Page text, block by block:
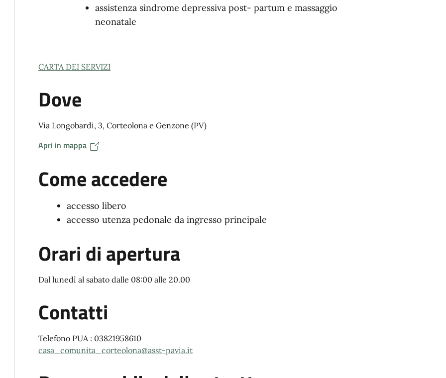
assistenza sindrome depressiva post- partum e massaggio
neonatale
CARTA DEI SERVIZI
Dove
Via Longobardi, 3, Corteolona e Genzone (PV)
Apri in mappa
Come accedere
accesso libero
accesso utenza pedonale da ingresso principale
Orari di apertura
Dal lunedì al sabato dalle 08:00 alle 20.00
Contatti
Telefono PUA : 03821958610
casa_comunita_corteolona@asst-pavia.it